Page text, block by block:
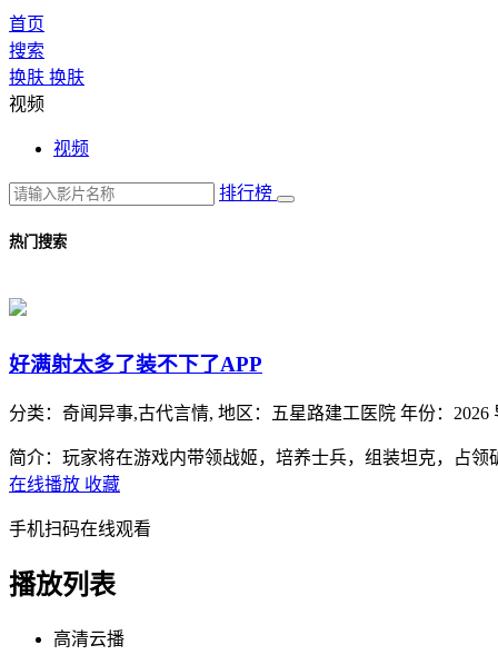
首页
搜索
换肤 换肤
视频
视频
排行榜
热门搜索
好满射太多了装不下了APP
分类： 奇闻异事,古代言情, 地区： 五星路建工医院 年份： 2026
简介：玩家将在游戏内带领战姬，培养士兵，组装坦克，占领
在线播放 收藏
手机扫码在线观看
播放列表
高清云播